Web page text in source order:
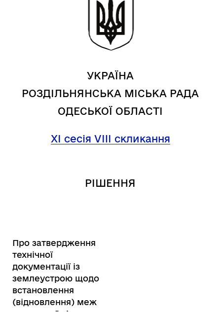
УКРАЇНА
РОЗДІЛЬНЯНСЬКА МІСЬКА РАДА
ОДЕСЬКОЇ ОБЛАСТІ
XI сесія VIII скликання
РІШЕННЯ
Про затвердження
технічної
документації із
землеустрою щодо
встановлення
(відновлення) меж